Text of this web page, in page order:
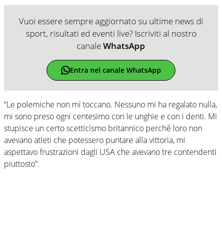
Vuoi essere sempre aggiornato su ultime news di
sport, risultati ed eventi live? Iscriviti al nostro
canaleWhatsApp
Entra nel canale WhatsApp
“Le polemiche non mi toccano. Nessuno mi ha regalato nulla,
mi sono preso ogni centesimo con le unghie e con i denti. Mi
stupisce un certo scetticismo britannico perché loro non
avevano atleti che potessero puntare alla vittoria, mi
aspettavo frustrazioni dagli USA che avevano tre contendenti
piuttosto”.